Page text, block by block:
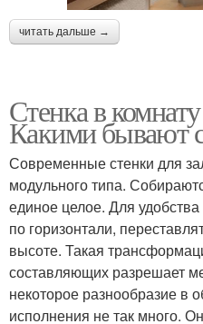
читать дальше →
Стенка в
Какими бывают
Современные стенки для
модульного типа.
единое целое. Для
по горизонтали,
высоте. Такая
составляющих разрешает
некоторое разнообразие в
исполнения не так много.